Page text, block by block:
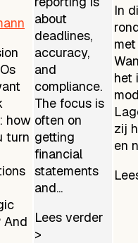
how
turn
And
about
deadlines,
accuracy,
and
compliance.
The focus is
often on
getting
financial
statements
and...
Lees verder
>
In
het
zij
en